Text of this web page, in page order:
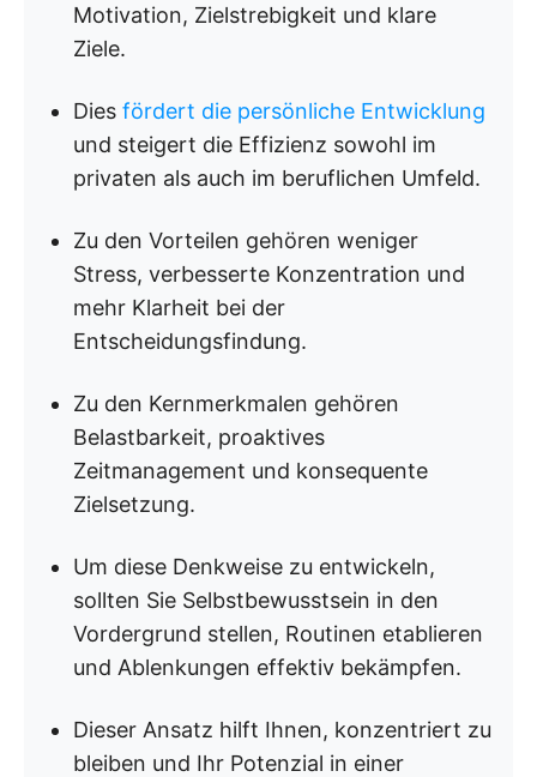
Motivation, Zielstrebigkeit und klare
Ziele.
Dies fördert die persönliche Entwicklung
und steigert die Effizienz sowohl im
privaten als auch im beruflichen Umfeld.
Zu den Vorteilen gehören weniger
Stress, verbesserte Konzentration und
mehr Klarheit bei der
Entscheidungsfindung.
Zu den Kernmerkmalen gehören
Belastbarkeit, proaktives
Zeitmanagement und konsequente
Zielsetzung.
Um diese Denkweise zu entwickeln,
sollten Sie Selbstbewusstsein in den
Vordergrund stellen, Routinen etablieren
und Ablenkungen effektiv bekämpfen.
Dieser Ansatz hilft Ihnen, konzentriert zu
bleiben und Ihr Potenzial in einer